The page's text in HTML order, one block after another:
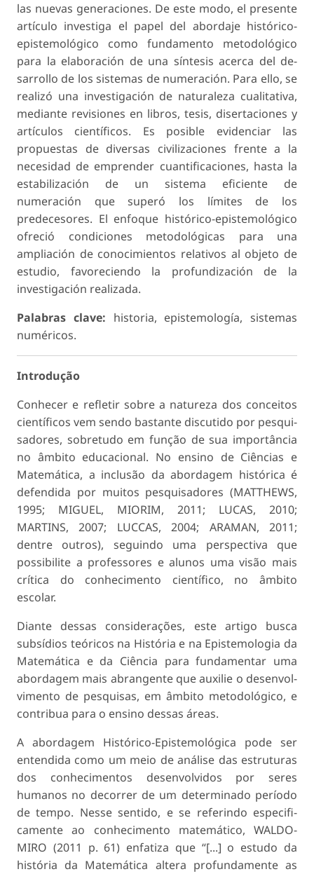
las nuevas generaciones. De este modo, el presente
artículo investiga el papel del abordaje histórico-
epistemológico como fundamento metodológico
para la elaboración de una síntesis acerca del de­
sarrollo de los sistemas de numeración. Para ello, se
realizó una investigación de naturaleza cualitativa,
mediante revisiones en libros, tesis, disertaciones y
artículos científicos. Es posible evidenciar las
propuestas de diversas civilizaciones frente a la
necesidad de emprender cuantificaciones, hasta la
estabilización de un sistema eficiente de
numeración que superó los límites de los
predecesores. El enfoque his­tórico-epistemológico
ofreció condiciones metodológicas para una
ampliación de conocimientos relativos al objeto de
estudio, favoreciendo la profundización de la
investigación realizada.
Palabras clave: historia, epistemología, sistemas
numéricos.
Introdução
Conhecer e refletir sobre a natureza dos conceitos
científicos vem sendo bastante discutido por pesqui­
sadores, sobretudo em função de sua importância
no âmbito educacional. No ensino de Ciências e
Matemática, a inclusão da abordagem histórica é
defendida por muitos pesquisadores (MATTHEWS,
1995; MIGUEL, MIORIM, 2011; LUCAS, 2010;
MARTINS, 2007; LUCCAS, 2004; ARAMAN, 2011;
dentre outros), seguindo uma perspectiva que
possi­bilite a professores e alunos uma visão mais
crítica do conhecimento científico, no âmbito
escolar.
Diante dessas considerações, este artigo busca
subsídios teóricos na História e na Epistemologia da
Matemática e da Ciência para fundamentar uma
abordagem mais abrangente que auxilie o desenvol­
vimento de pesquisas, em âmbito metodológico, e
contribua para o ensino dessas áreas.
A abordagem Histórico-Epistemológica pode ser
entendida como um meio de análise das estru­turas
dos conhecimentos desenvolvidos por seres
humanos no decorrer de um determinado período
de tempo. Nesse sentido, e se referindo especifi­
camente ao conhecimento matemático, WALDO­
MIRO (2011 p. 61) enfatiza que “[...] o estudo da
história da Matemática altera profundamente as